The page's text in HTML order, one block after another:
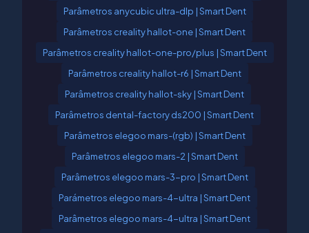
Parâmetros anycubic ultra-dlp | Smart Dent
Parâmetros creality hallot-one | Smart Dent
Parâmetros creality hallot-one-pro/plus | Smart Dent
Parâmetros creality hallot-r6 | Smart Dent
Parâmetros creality hallot-sky | Smart Dent
Parâmetros dental-factory ds200 | Smart Dent
Parâmetros elegoo mars-(rgb) | Smart Dent
Parâmetros elegoo mars-2 | Smart Dent
Parâmetros elegoo mars-3-pro | Smart Dent
Parámetros elegoo mars-4-ultra | Smart Dent
Parâmetros elegoo mars-4-ultra | Smart Dent